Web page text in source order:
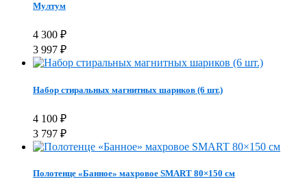
Мултум
4 300 ₽
3 997 ₽
Набор стиральных магнитных шариков (6 шт.)
4 100 ₽
3 797 ₽
Полотенце «Банное» махровое SMART 80×150 см